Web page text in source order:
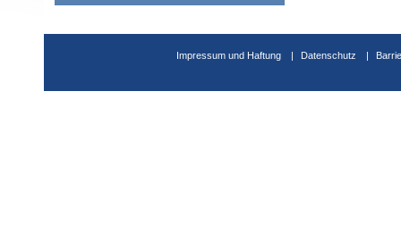
Impressum und Haftung Datenschutz